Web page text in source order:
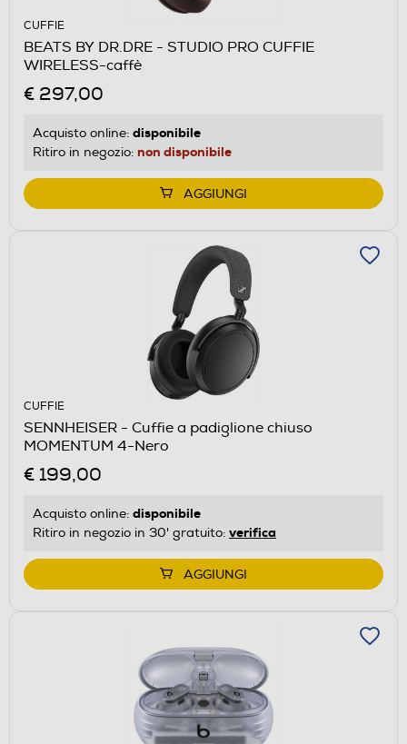
CUFFIE
BEATS BY DR.DRE - STUDIO PRO CUFFIE
WIRELESS-caffè
€ 297,00
Acquisto online: disponibile
Ritiro in negozio: non disponibile
AGGIUNGI
CUFFIE
SENNHEISER - Cuffie a padiglione chiuso
MOMENTUM 4-Nero
€ 199,00
Acquisto online: disponibile
Ritiro in negozio in 30' gratuito: verifica
AGGIUNGI